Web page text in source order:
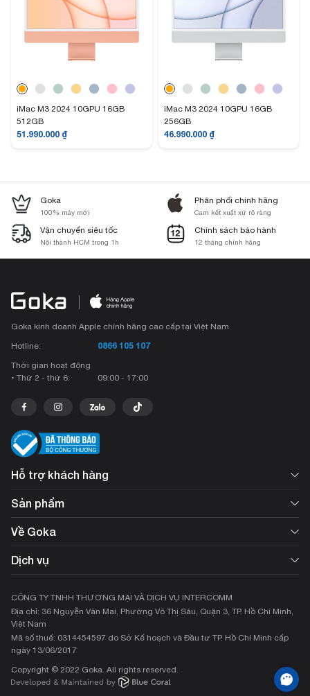
iMac M3 2024 10GPU 16GB
512GB
51.990.000 ₫
iMac M3 2024 10GPU 16GB
256GB
46.990.000 ₫
Goka
100% máy mới
Phân phối chính hãng
Cam kết xuất xứ rõ ràng
Vận chuyển siêu tốc
Nội thành HCM trong 1h
Chính sách bảo hành
12 tháng chính hãng
Goka kinh doanh Apple chính hãng cao cấp tại Việt Nam
Hotline:
0866 105 107
Thời gian hoạt động
• Thứ 2 - thứ 6:
09:00 - 17:00
Hỗ trợ khách hàng
Sản phẩm
Về Goka
Dịch vụ
CÔNG TY TNHH THƯƠNG MẠI VÀ DỊCH VỤ INTERCOMM
Địa chỉ: 36 Nguyễn Văn Mai, Phường Võ Thị Sáu, Quận 3, TP. Hồ Chí Minh,
Việt Nam
Mã số thuế: 0314454597 do Sở Kế hoạch và Đầu tư TP. Hồ Chí Minh cấp
ngày 13/06/2017
Copyright © 2022 Goka. All rights reserved.